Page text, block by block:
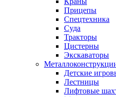
Прицепы
Спецтехника
Суда
Тракторы
Цистерны
Экскаваторы
Детские
Лестницы
Лифтовые